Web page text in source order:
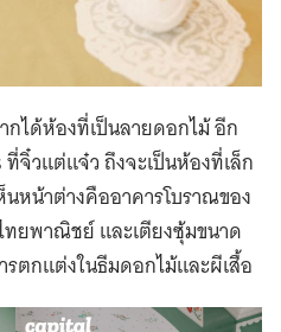
กได้ห้องที่เป็นลายดอกไม้ อีก
จิ๋วแต่แจ๋ว ถึงจะเป็นห้องที่เล็ก
หน้าต่างคืออาคารโบราณของ
ยพาณิชย์ และเตียงซุ้มขนาด
ตกแต่งในธีมดอกไม้และผีเสื้อ